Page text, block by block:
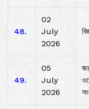
48.
02
July
2026
49.
05
July
2026